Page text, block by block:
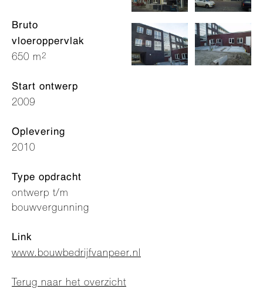
Bruto
vloeroppervlak
650 m2
Start ontwerp
2009
Oplevering
2010
Type opdracht
ontwerp t/m
bouwvergunning
Link
www.bouwbedrijfvanpeer.nl
Terug naar het overzicht